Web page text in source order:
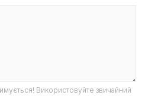
Використовуйте звичайний